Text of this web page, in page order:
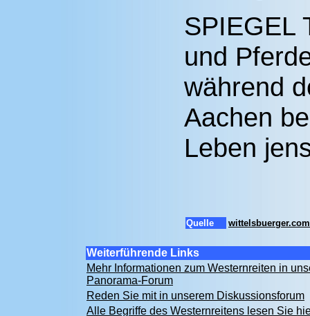
SPIEGEL
und
während
Aachen
Leben
Quelle wittelsbuerger.com
Weiterführende Links
Mehr Informationen zum Westernreiten in
Panorama-Forum
Reden Sie mit in unserem Diskussionsforum
Alle Begriffe des Westernreitens lesen Sie